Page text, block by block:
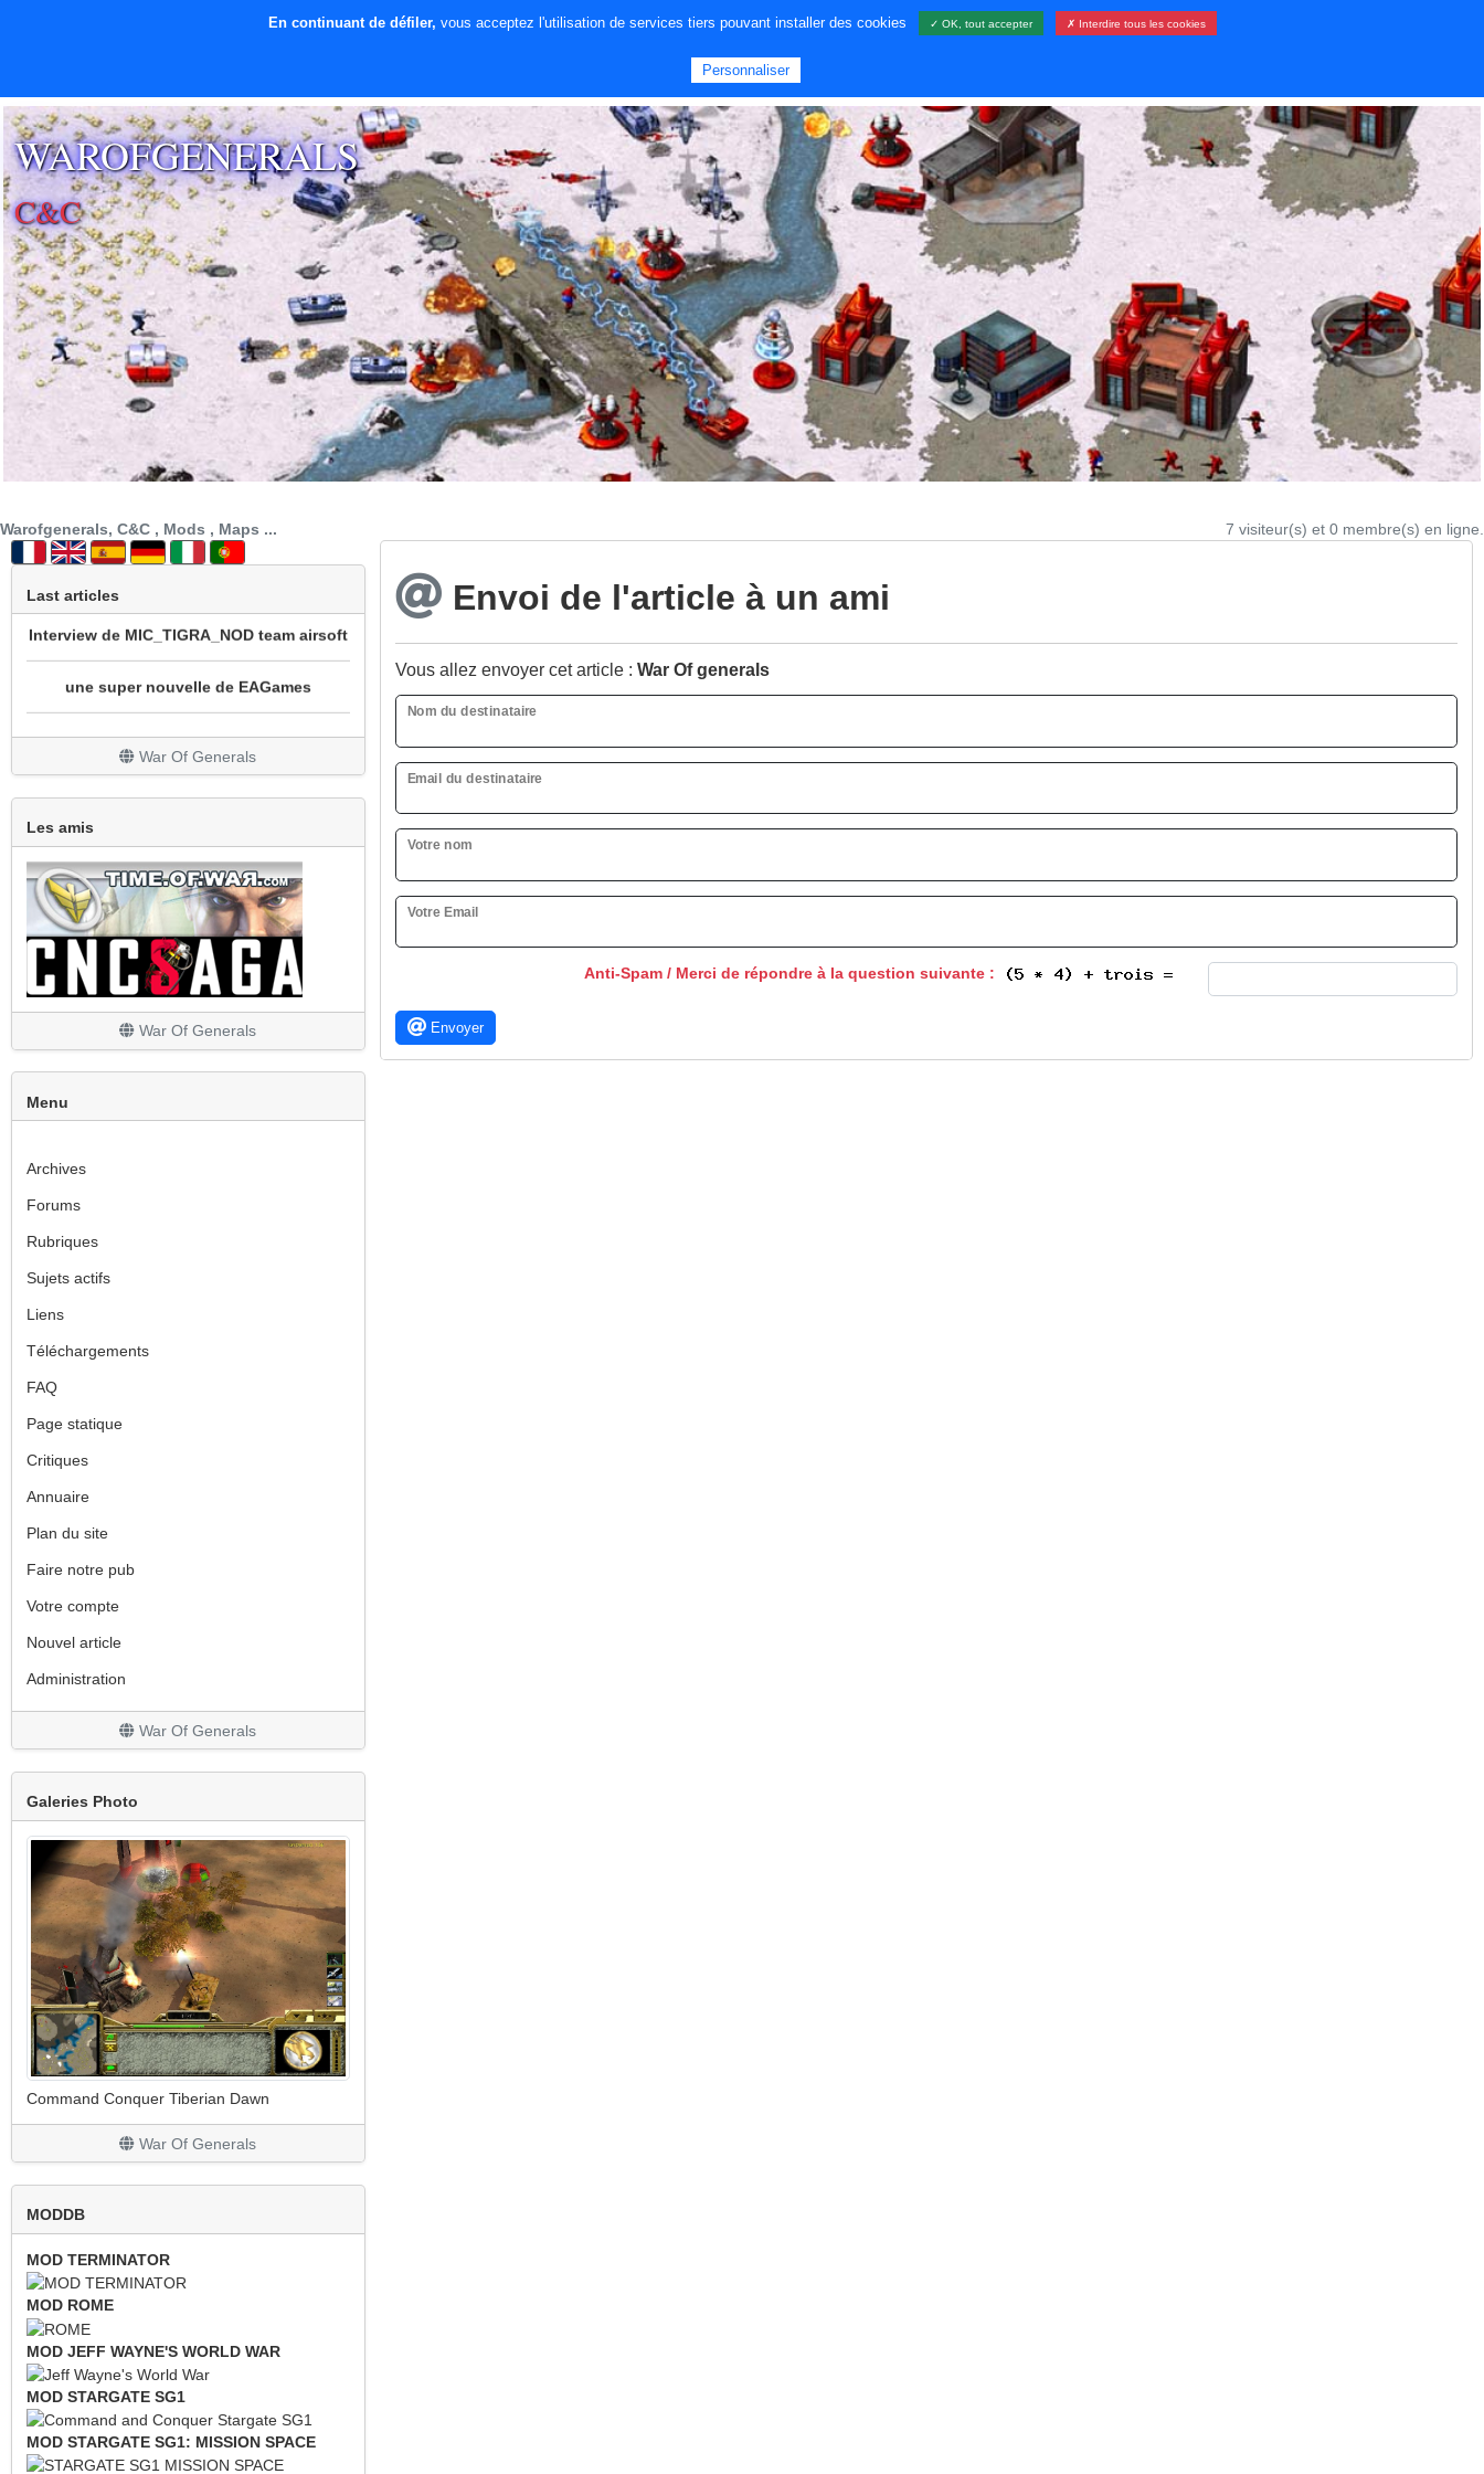
WAROFGENERALS
C&C
Warofgenerals, C&C , Mods , Maps ... 7 visiteur(s) et 0 membre(s) en ligne.
Last articles
prochainement sotie mod cnc sg1 beta 3
une super nouvelle de EAGames
mod bataille navale
REPRISE DU MOD WOW
Grosse mise à jour
Le site est en travaux
Les finitions
War Of Generals
Les amis
War Of Generals
Menu
Archives
Forums
Rubriques
Sujets actifs
Liens
Téléchargements
FAQ
Page statique
Critiques
Annuaire
Plan du site
Faire notre pub
Votre compte
Nouvel article
Administration
War Of Generals
Galeries Photo
Command Conquer Tiberian Dawn
War Of Generals
MODDB
MOD TERMINATOR
MOD ROME
MOD JEFF WAYNE'S WORLD WAR
MOD STARGATE SG1
MOD STARGATE SG1: MISSION SPACE
Envoi de l'article à un ami
Vous allez envoyer cet article :War Of generals
Nom du destinataire
Email du destinataire
Votre nom
Votre Email
Anti-Spam / Merci de répondre à la question suivante :
Envoyer
En continuant de défiler, vous acceptez l'utilisation de services tiers pouvant installer des cookies ✓ OK, tout accepter ✗ Interdire tous les cookies
Personnaliser